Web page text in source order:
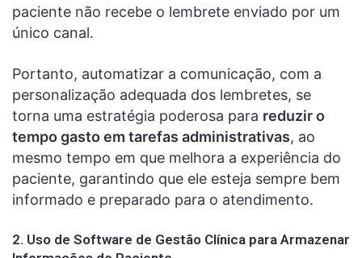
paciente não recebe o lembrete enviado por um
único canal.
Portanto, automatizar a comunicação, com a
personalização adequada dos lembretes, se
torna uma estratégia poderosa para reduzir o
tempo gasto em tarefas administrativas, ao
mesmo tempo em que melhora a experiência do
paciente, garantindo que ele esteja sempre bem
informado e preparado para o atendimento.
2. Uso de Software de Gestão Clínica para Armazenar